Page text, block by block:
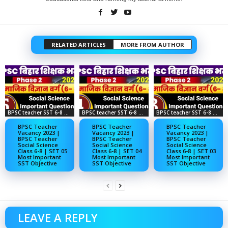
RELATED ARTICLES MORE FROM AUTHOR
BPSC teacher SST 6-8 objective
BPSC Teacher
Vacancy 2023 |
BPSC Teacher
Social Science
Class 6-8 | SET 05
Most Important
SST Objective
BPSC teacher SST 6-8 objective
BPSC Teacher
Vacancy 2023 |
BPSC Teacher
Social Science
Class 6-8 | SET 04
Most Important
SST Objective
BPSC teacher SST 6-8 objective
BPSC Teacher
Vacancy 2023 |
BPSC Teacher
Social Science
Class 6-8 | SET 03
Most Important
SST Objective
LEAVE A REPLY